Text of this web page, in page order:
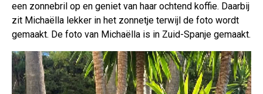
een zonnebril op en geniet van haar ochtend koffie. Daarbij
zit Michaëlla lekker in het zonnetje terwijl de foto wordt
gemaakt. De foto van Michaëlla is in Zuid-Spanje gemaakt.